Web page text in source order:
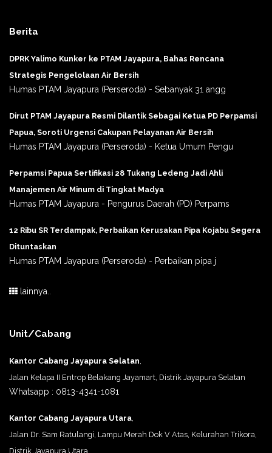
Berita
DPRK Yalimo Kunker ke PTAM Jayapura, Bahas Rencana
Strategis Pengelolaan Air Bersih
Humas PTAM Jayapura (Perseroda) - Sebanyak 31 angg
Dirut PTAM Jayapura Resmi Dilantik Sebagai Ketua PD Perpamsi
Papua, Soroti Urgensi Cakupan Pelayanan Air Bersih
Humas PTAM Jayapura (Perseroda) - Ketua Umum Pengu
Perpamsi Papua Sertifikasi 28 Tukang Ledeng Jadi Ahli
Manajemen Air Minum di Tingkat Madya
Humas PTAM Jayapura - Pengurus Daerah (PD) Perpams
12 Ribu SR Terdampak, Perbaikan Kerusakan Pipa Kojabu Segera
Dituntaskan
Humas PTAM Jayapura (Perseroda) - Perbaikan pipa j
lainnya..
Unit/Cabang
Kantor Cabang Jayapura Selatan
Jalan Kelapa II Entrop Belakang Jayamart, Distrik Jayapura Selatan
Whatsapp : 0813-4341-1081
Kantor Cabang Jayapura Utara
Jalan Dr. Sam Ratulangi, Lampu Merah Dok V Atas, Kelurahan Trikora,
Distrik Jayapura Utara